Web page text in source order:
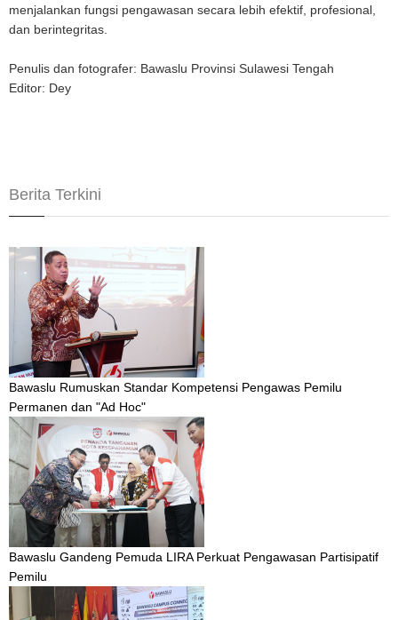
menjalankan fungsi pengawasan secara lebih efektif, profesional,
dan berintegritas.
Penulis dan fotografer: Bawaslu Provinsi Sulawesi Tengah
Editor: Dey
Berita Terkini
Bawaslu Rumuskan Standar Kompetensi Pengawas Pemilu
Permanen dan "Ad Hoc"
Bawaslu Gandeng Pemuda LIRA Perkuat Pengawasan Partisipatif
Pemilu